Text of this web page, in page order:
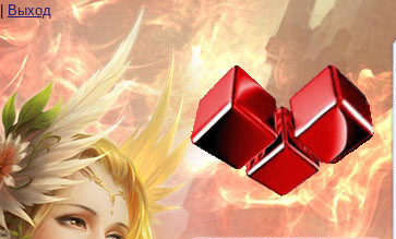
Выход